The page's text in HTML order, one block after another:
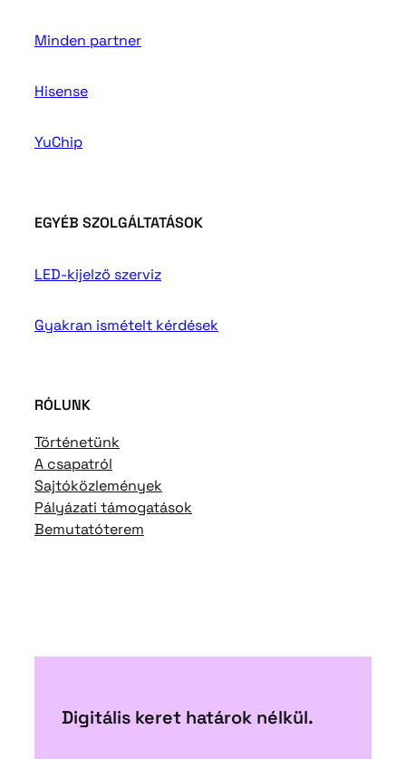
Minden partner
Hisense
YuChip
EGYÉB SZOLGÁLTATÁSOK
LED-kijelző szerviz
Gyakran ismételt kérdések
RÓLUNK
Történetünk
A csapatról
Sajtóközlemények
Pályázati támogatások
Bemutatóterem
Digitális keret határok nélkül.